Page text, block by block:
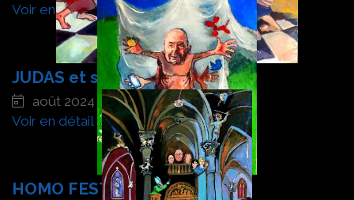
Voir en détail
JUDAS et ses problèmes
août 2024
Voir en détail
HOMO FESTIVUS 1